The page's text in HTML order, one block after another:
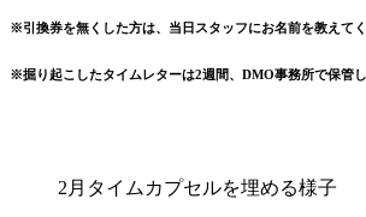
※引換券を無くした方は、当日スタッフにお名前を教えてく
※掘り起こしたタイムレターは2週間、DMO事務所で保管
2月タイムカプセルを埋める様子